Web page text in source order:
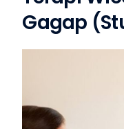
Gagap